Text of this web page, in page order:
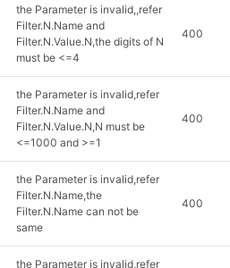
the Parameter is invalid,,refer
Filter.N.Name and
Filter.N.Value.N,the digits of N
must be <=4
400
the Parameter is invalid,refer
Filter.N.Name and
Filter.N.Value.N,N must be
<=1000 and >=1
400
the Parameter is invalid,refer
Filter.N.Name,the
Filter.N.Name can not be
same
400
the Parameter is invalid,refer